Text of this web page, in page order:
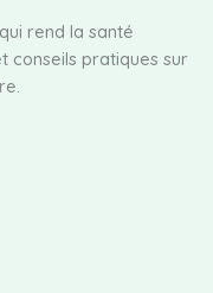
rend la santé
conseils pratiques sur